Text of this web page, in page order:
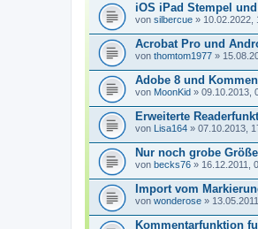
iOS iPad Stempel
von silbercue » 10.02.2022,
Acrobat Pro und
von thomtom1977 »
Adobe 8 und
von MoonKid » 09.10.2013,
Erweiterte
von Lisa164 » 07.10.2013,
Nur noch grobe
von becks76 » 16.12.2011,
Import vom
von wonderose »
Kommentarfunktion